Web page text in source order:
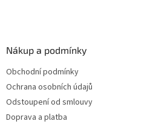
Nákup a podmínky
Obchodní podmínky
Ochrana osobních údajů
Odstoupení od smlouvy
Doprava a platba